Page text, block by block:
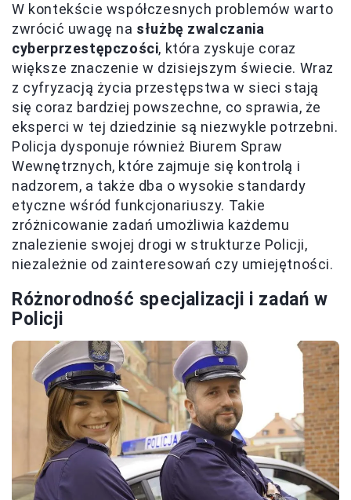
W kontekście współczesnych problemów warto
zwrócić uwagę na służbę zwalczania
cyberprzestępczości, która zyskuje coraz
większe znaczenie w dzisiejszym świecie. Wraz
z cyfryzacją życia przestępstwa w sieci stają
się coraz bardziej powszechne, co sprawia, że
eksperci w tej dziedzinie są niezwykle potrzebni.
Policja dysponuje również Biurem Spraw
Wewnętrznych, które zajmuje się kontrolą i
nadzorem, a także dba o wysokie standardy
etyczne wśród funkcjonariuszy. Takie
zróżnicowanie zadań umożliwia każdemu
znalezienie swojej drogi w strukturze Policji,
niezależnie od zainteresowań czy umiejętności.
Różnorodność specjalizacji i zadań w
Policji